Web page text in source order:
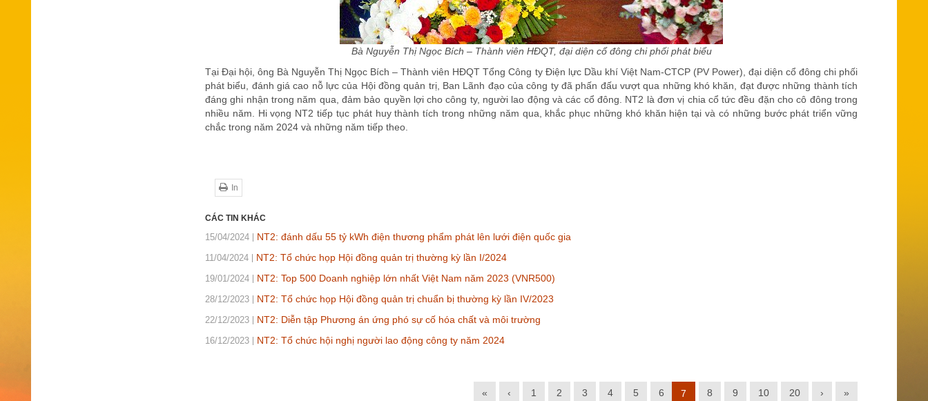
Bà Nguyễn Thị Ngọc Bích – Thành viên HĐQT, đại diện cổ đông chi phối phát biểu
Tại Đại hội, ông Bà Nguyễn Thị Ngọc Bích – Thành viên HĐQT Tổng Công ty Điện lực Dầu khí Việt Nam-CTCP (PV Power), đại diện cổ đông chi phối
phát biểu, đánh giá cao nỗ lực của Hội đồng quản trị, Ban Lãnh đạo của công ty đã phấn đấu vượt qua những khó khăn, đạt được những thành tích
đáng ghi nhận trong năm qua, đảm bảo quyền lợi cho công ty, người lao động và các cổ đông. NT2 là đơn vị chia cổ tức đều đặn cho cô đông trong
nhiều năm. Hi vọng NT2 tiếp tục phát huy thành tích trong những năm qua, khắc phục những khó khăn hiện tại và có những bước phát triển vững
chắc trong năm 2024 và những năm tiếp theo.
In
CÁC TIN KHÁC
15/04/2024 NT2: đánh dấu 55 tỷ kWh điện thương phẩm phát lên lưới điện quốc gia
11/04/2024 NT2: Tổ chức họp Hội đồng quản trị thường kỳ lần I/2024
19/01/2024 NT2: Top 500 Doanh nghiệp lớn nhất Việt Nam năm 2023 (VNR500)
28/12/2023 NT2: Tổ chức họp Hội đồng quản trị chuẩn bị thường kỳ lần IV/2023
22/12/2023 NT2: Diễn tập Phương án ứng phó sự cố hóa chất và môi trường
16/12/2023 NT2: Tổ chức hội nghị người lao động công ty năm 2024
« ‹ 1 2 3 4 5 6 7 8 9 10 20 › »